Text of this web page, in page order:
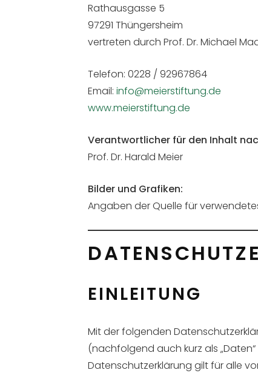
Rathausgasse 5
97291 Thüngersheim
vertreten durch Prof. Dr. Michael
Telefon: 0228 / 92967864
Email:info@meierstiftung.de
www.meierstiftung.de
Verantwortlicher für den Inhalt
Prof. Dr. Harald Meier
Bilder und Grafiken:
Angaben der Quelle für
EINLEITUNG
Mit der folgenden
(nachfolgend auch kurz als
Datenschutzerklärung gilt für alle